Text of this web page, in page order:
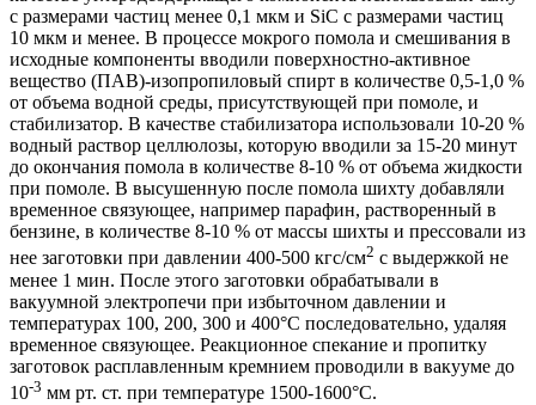
с размерами частиц менее 0,1 мкм и SiC с размерами частиц
10 мкм и менее. В процессе мокрого помола и смешивания в
исходные компоненты вводили поверхностно-активное
вещество (ПАВ)-изопропиловый спирт в количестве 0,5-1,0 %
от объема водной среды, присутствующей при помоле, и
стабилизатор. В качестве стабилизатора использовали 10-20 %
водный раствор целлюлозы, которую вводили за 15-20 минут
до окончания помола в количестве 8-10 % от объема жидкости
при помоле. В высушенную после помола шихту добавляли
временное связующее, например парафин, растворенный в
бензине, в количестве 8-10 % от массы шихты и прессовали из
нее заготовки при давлении 400-500 кгс/см2 с выдержкой не
менее 1 мин. После этого заготовки обрабатывали в
вакуумной электропечи при избыточном давлении и
температурах 100, 200, 300 и 400°С последовательно, удаляя
временное связующее. Реакционное спекание и пропитку
заготовок расплавленным кремнием проводили в вакууме до
10-3 мм рт. ст. при температуре 1500-1600°С.